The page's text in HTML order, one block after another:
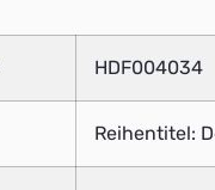
HDF004034
Reihentitel: